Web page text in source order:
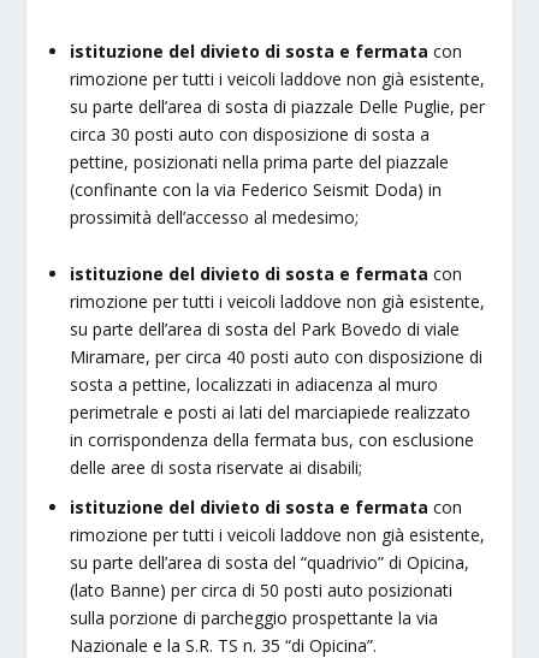
istituzione del divieto di sosta e fermata con
rimozione per tutti i veicoli laddove non già esistente,
su parte dell’area di sosta di piazzale Delle Puglie, per
circa 30 posti auto con disposizione di sosta a
pettine, posizionati nella prima parte del piazzale
(confinante con la via Federico Seismit Doda) in
prossimità dell’accesso al medesimo;
istituzione del divieto di sosta e fermata con
rimozione per tutti i veicoli laddove non già esistente,
su parte dell’area di sosta del Park Bovedo di viale
Miramare, per circa 40 posti auto con disposizione di
sosta a pettine, localizzati in adiacenza al muro
perimetrale e posti ai lati del marciapiede realizzato
in corrispondenza della fermata bus, con esclusione
delle aree di sosta riservate ai disabili;
istituzione del divieto di sosta e fermatacon
rimozione per tutti i veicoli laddove non già esistente,
su parte dell’area di sosta del “quadrivio” di Opicina,
(lato Banne) per circa di 50 posti auto posizionati
sulla porzione di parcheggio prospettante la via
Nazionale e la S.R. TS n. 35 “di Opicina”.